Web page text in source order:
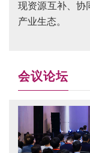
现资源互补、协
产业生态。
会议论坛